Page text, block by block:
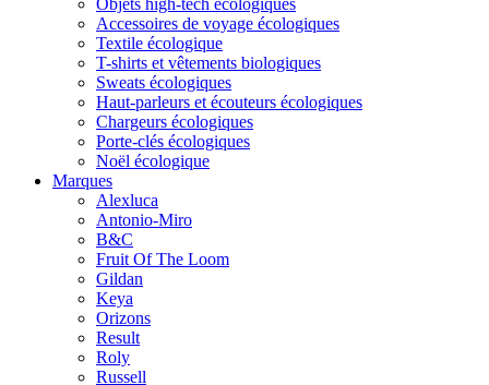
Accessoires de voyage écologiques
Textile écologique
T-shirts et vêtements biologiques
Sweats écologiques
Haut-parleurs et écouteurs écologiques
Chargeurs écologiques
Porte-clés écologiques
Noël écologique
Marques
Alexluca
Antonio-Miro
B&C
Fruit Of The Loom
Gildan
Keya
Orizons
Result
Roly
Russell